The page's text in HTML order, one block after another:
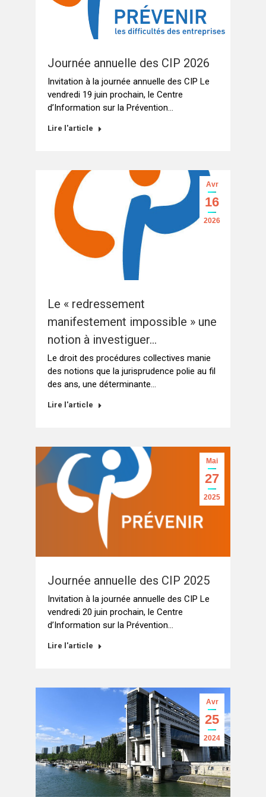
Journée annuelle des CIP 2026
Invitation à la journée annuelle des CIP Le
vendredi 19 juin prochain, le Centre
d’Information sur la Prévention…
Lire l'article
Avr
16
2026
Le « redressement
manifestement impossible » une
notion à investiguer…
Le droit des procédures collectives manie
des notions que la jurisprudence polie au fil
des ans, une déterminante…
Lire l'article
Mai
27
2025
Journée annuelle des CIP 2025
Invitation à la journée annuelle des CIP Le
vendredi 20 juin prochain, le Centre
d’Information sur la Prévention…
Lire l'article
Avr
25
2024